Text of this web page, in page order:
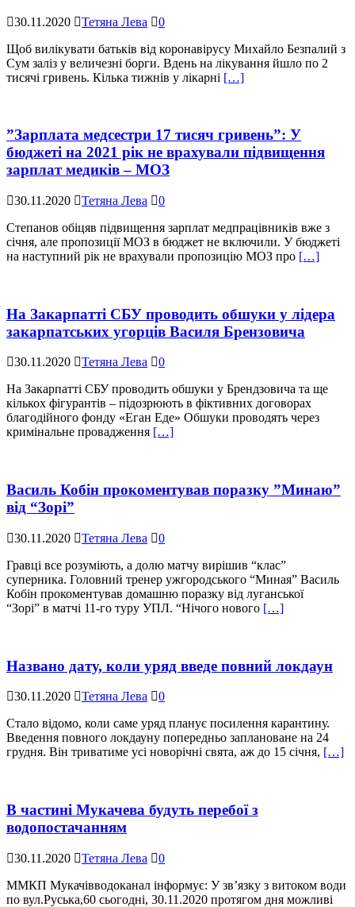
30.11.2020 Тетяна Лева
0
Щоб вилікувати батьків від коронавірусу Михайло Безпалий з
Сум заліз у величезні борги. Вдень на лікування йшло по 2
тисячі гривень. Кілька тижнів у лікарні […]
”Зарплата медсестри 17 тисяч гривень”: У
бюджеті на 2021 рік не врахували підвищення
зарплат медиків – МОЗ
30.11.2020 Тетяна Лева
0
Степанов обіцяв підвищення зарплат медпрацівників вже з
січня, але пропозиції МОЗ в бюджет не включили. У бюджеті
на наступний рік не врахували пропозицію МОЗ про […]
На Закарпатті СБУ проводить обшуки у лідера
закарпатських угорців Василя Брензовича
30.11.2020 Тетяна Лева
0
На Закарпатті СБУ проводить обшуки у Брендзовича та ще
кількох фігурантів – підозрюють в фіктивних договорах
благодійного фонду «Еган Еде» Обшуки проводять через
кримінальне провадження […]
Василь Кобін прокоментував поразку ”Минаю”
від “Зорі”
30.11.2020 Тетяна Лева
0
Гравці все розуміють, а долю матчу вирішив “клас”
суперника. Головний тренер ужгородського “Миная” Василь
Кобін прокоментував домашню поразку від луганської
“Зорі” в матчі 11-го туру УПЛ. “Нічого нового […]
Названо дату, коли уряд введе повний локдаун
30.11.2020 Тетяна Лева
0
Стало відомо, коли саме уряд планує посилення карантину.
Введення повного локдауну попередньо заплановане на 24
грудня. Він триватиме усі новорічні свята, аж до 15 січня, […]
В частині Мукачева будуть перебої з
водопостачанням
30.11.2020 Тетяна Лева
0
ММКП Мукачівводоканал інформує: У зв’язку з витоком води
по вул.Руська,60 сьогодні, 30.11.2020 протягом дня можливі